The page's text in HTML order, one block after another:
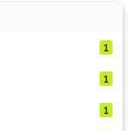
1
1
1